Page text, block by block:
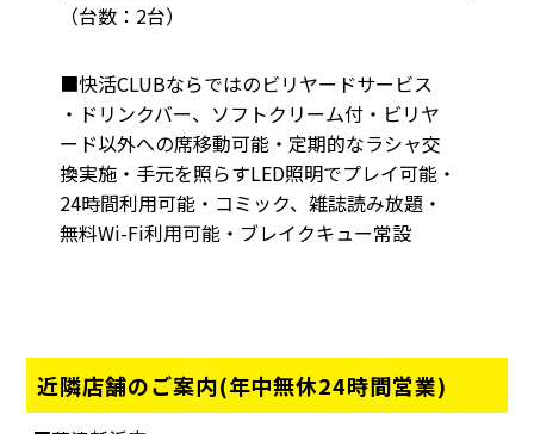
（台数：2台）
■快活CLUBならではのビリヤードサービス
・ドリンクバー、ソフトクリーム付・ビリヤ
ード以外への席移動可能・定期的なラシャ交
換実施・手元を照らすLED照明でプレイ可能・
24時間利用可能・コミック、雑誌読み放題・
無料Wi-Fi利用可能・ブレイクキュー常設
近隣店舗のご案内(年中無休24時間営業)